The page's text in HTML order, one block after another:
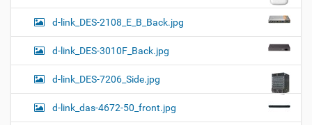
d-link_DES-2108_E_B_Back.jpg
d-link_DES-3010F_Back.jpg
d-link_DES-7206_Side.jpg
d-link_das-4672-50_front.jpg